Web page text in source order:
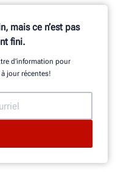
mais ce n’est pas
fini.
d’information pour
jour récentes!